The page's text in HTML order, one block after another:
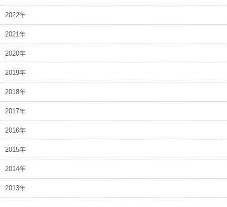
2022年
2021年
2020年
2019年
2018年
2017年
2016年
2015年
2014年
2013年